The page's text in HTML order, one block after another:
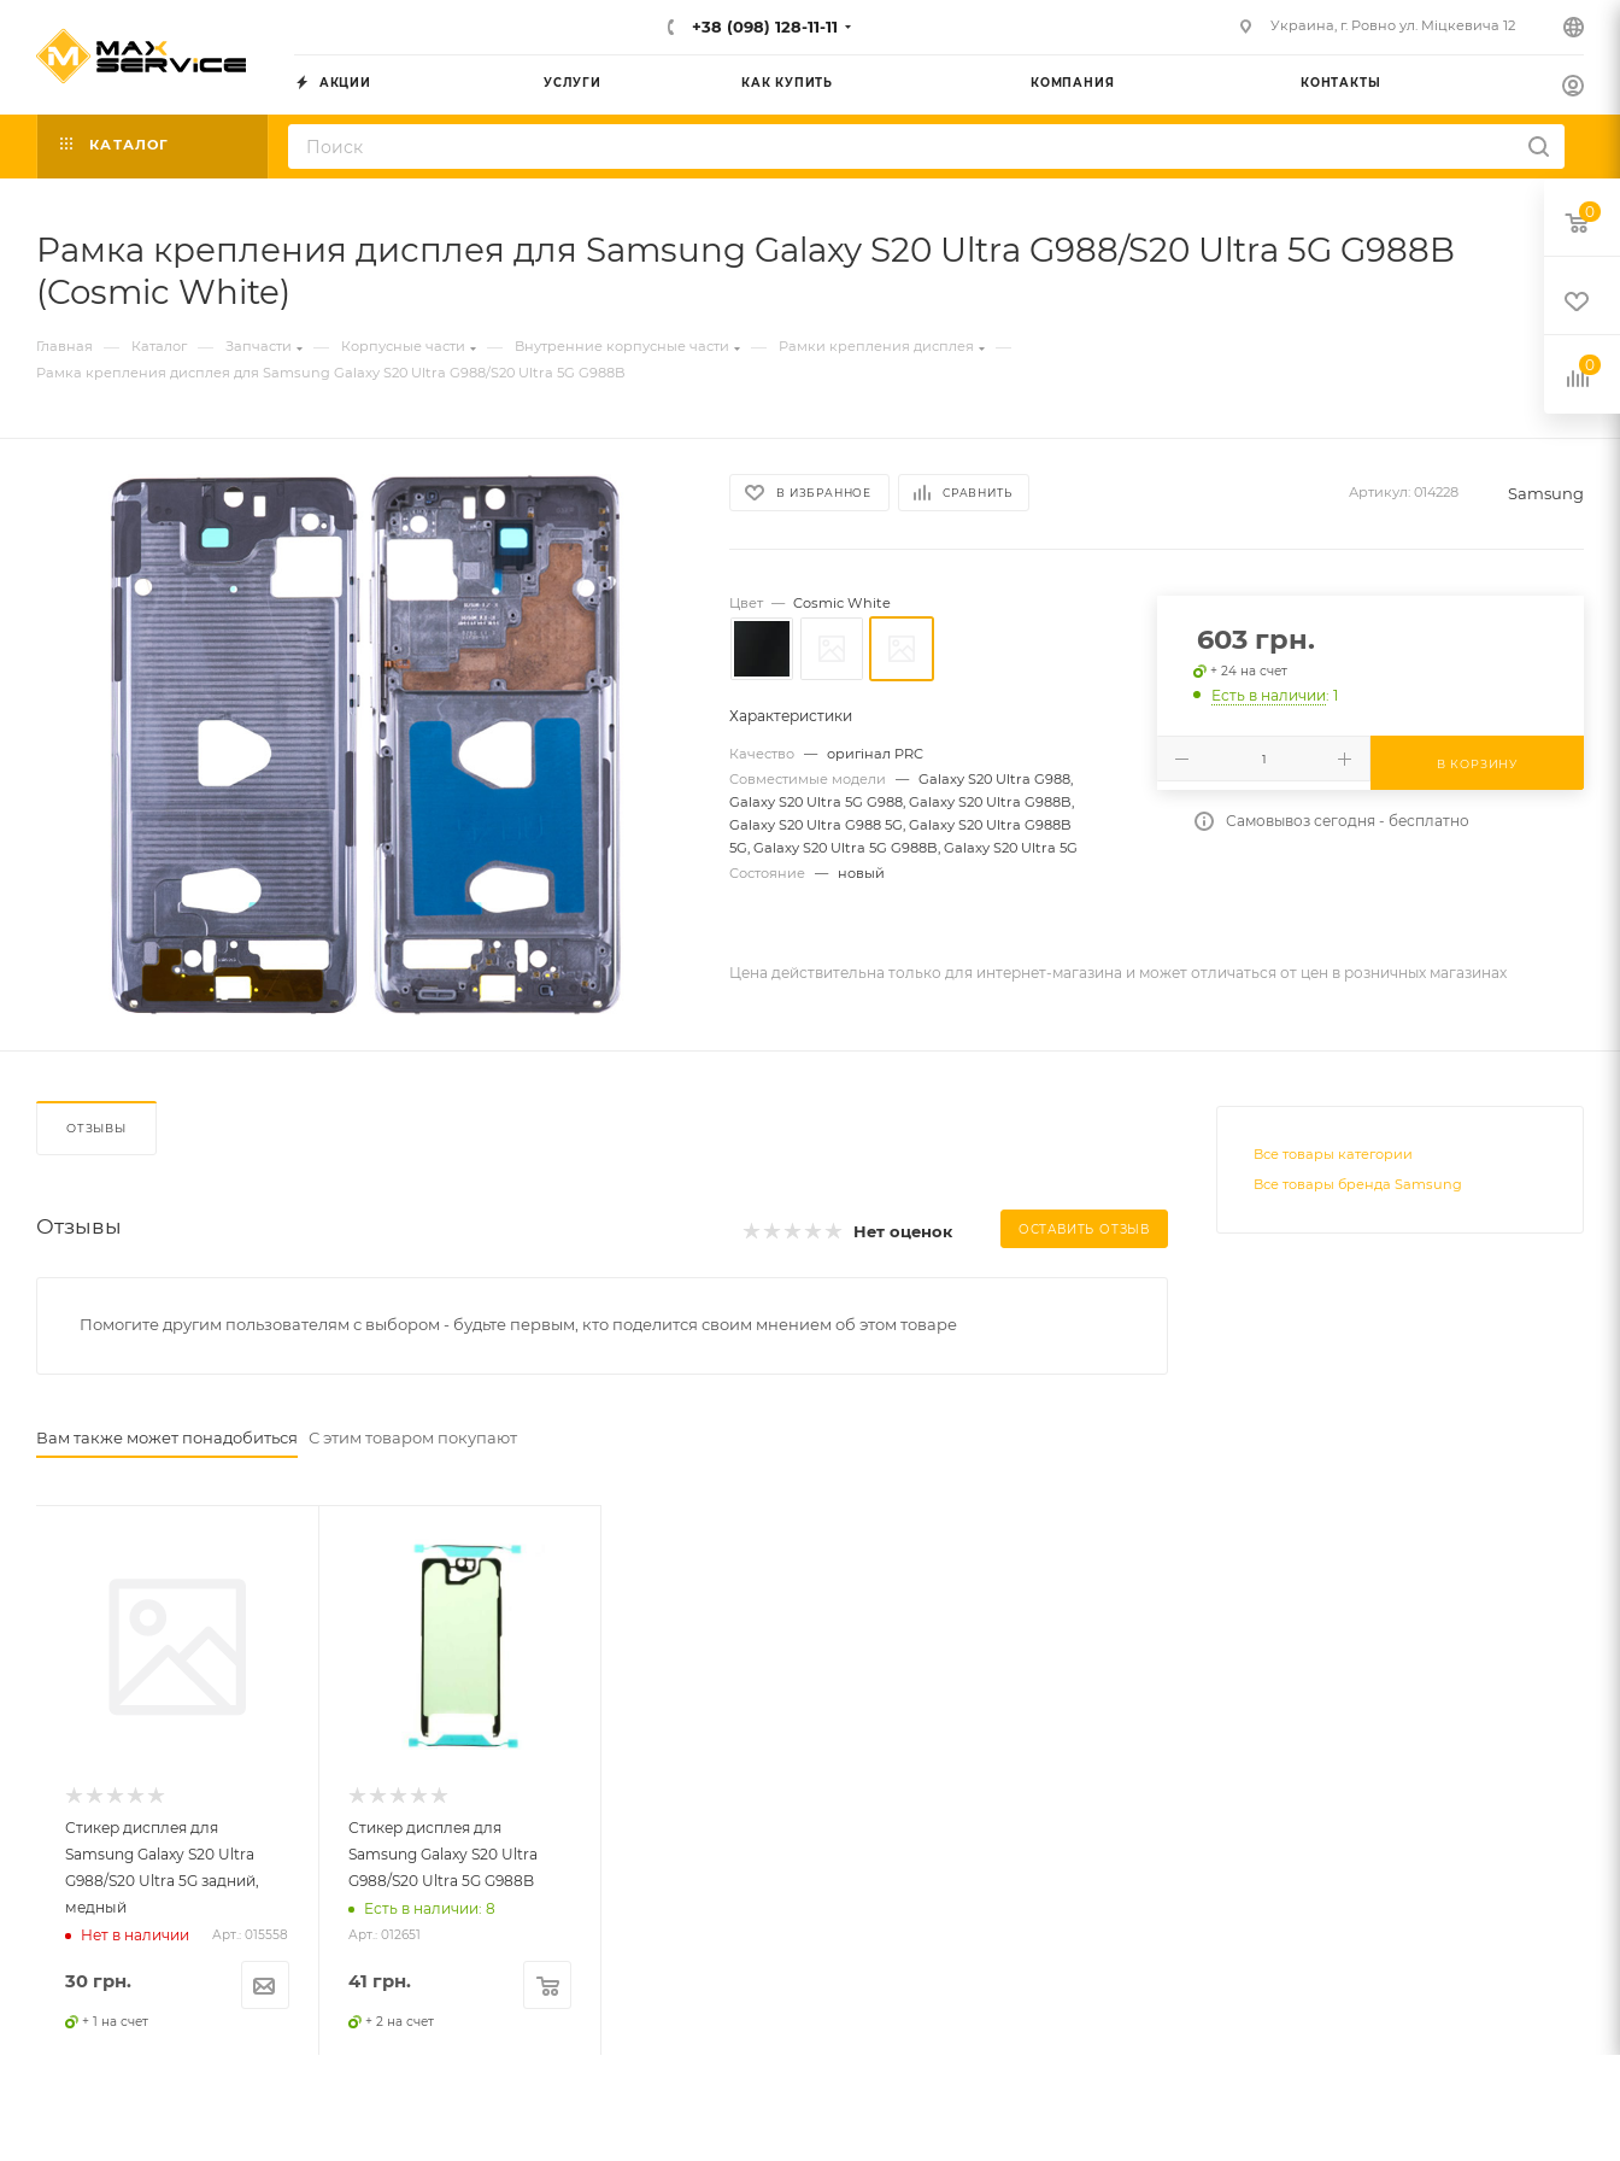
+38 (098) 128-11-11 Украина, г. Ровно ул. Міцкевича 12
АКЦИИ УСЛУГИ КАК КУПИТЬ КОМПАНИЯ КОНТАКТЫ
КАТАЛОГ
Рамка крепления дисплея для Samsung Galaxy S20 Ultra G988/S20 Ultra 5G G988B
(Cosmic White)
Главная — Каталог — Запчасти — Корпусные части — Внутренние корпусные части — Рамки крепления дисплея —
Рамка крепления дисплея для Samsung Galaxy S20 Ultra G988/S20 Ultra 5G G988B
В ИЗБРАННОЕ СРАВНИТЬ Артикул: 014228 Samsung
Цвет — Cosmic White
Характеристики
Качество — оригінал PRC
Совместимые модели
— Galaxy S20 Ultra G988,
Galaxy S20 Ultra 5G G988, Galaxy S20 Ultra G988B,
Galaxy S20 Ultra G988 5G, Galaxy S20 Ultra G988B
5G, Galaxy S20 Ultra 5G G988B, Galaxy S20 Ultra 5G
Состояние — новый
603грн.
+ 24 на счет
Есть в наличии: 1
В КОРЗИНУ
Самовывоз сегодня - бесплатно
Цена действительна только для интернет-магазина и может отличаться от цен в розничных магазинах
ОТЗЫВЫ
Отзывы Нет оценок ОСТАВИТЬ ОТЗЫВ
Помогите другим пользователям с выбором - будьте первым, кто поделится своим мнением об этом товаре
Вам также может понадобиться С этим товаром покупают
Стикер дисплея для
Samsung Galaxy S20 Ultra
G988/S20 Ultra 5G задний,
медный
Нет в наличии
Арт.: 015558
30 грн.
+ 1 на счет
Стикер дисплея для
Samsung Galaxy S20 Ultra
G988/S20 Ultra 5G G988B
Есть в наличии: 8
Арт.: 012651
41 грн.
+ 2 на счет
Все товары категории
Все товары бренда Samsung
0
0